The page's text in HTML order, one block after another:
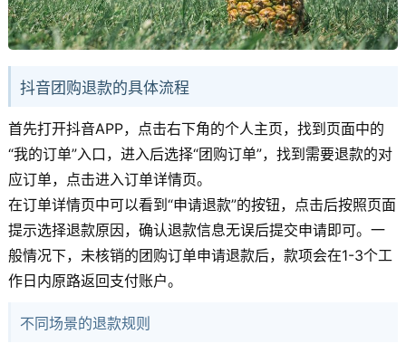
抖音团购退款的具体流程
首先打开抖音APP，点击右下角的个人主页，找到页面中的
“我的订单”入口，进入后选择“团购订单”，找到需要退款的对
应订单，点击进入订单详情页。
在订单详情页中可以看到“申请退款”的按钮，点击后按照页面
提示选择退款原因，确认退款信息无误后提交申请即可。一
般情况下，未核销的团购订单申请退款后，款项会在1-3个工
作日内原路返回支付账户。
不同场景的退款规则